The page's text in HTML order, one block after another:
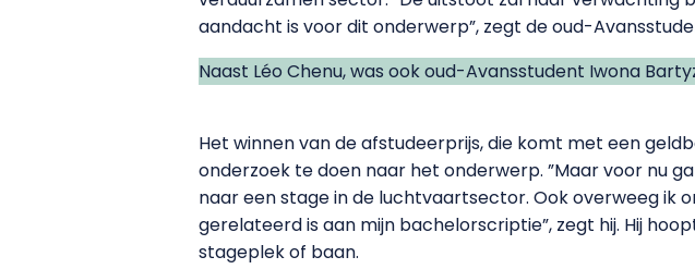
aandacht is voor dit onderwerp”, zegt de oud-
Naast Léo Chenu, was ook oud-Avansstudent Iwona
Het winnen van de afstudeerprijs, die komt met een
onderzoek te doen naar het onderwerp. ”Maar voor nu
naar een stage in de luchtvaartsector. Ook overweeg
gerelateerd is aan mijn bachelorscriptie”, zegt hij. Hij
stageplek of baan.